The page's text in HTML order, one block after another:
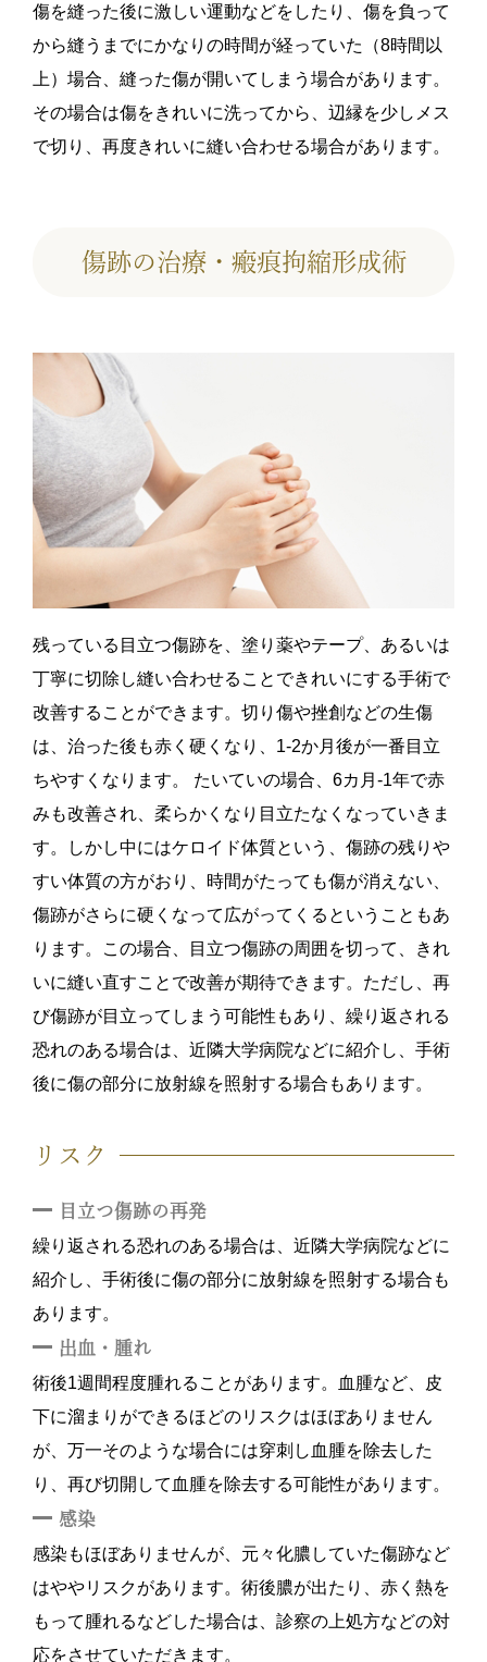
傷を縫った後に激しい運動などをしたり、傷を負って
から縫うまでにかなりの時間が経っていた（8時間以
上）場合、縫った傷が開いてしまう場合があります。
その場合は傷をきれいに洗ってから、辺縁を少しメス
で切り、再度きれいに縫い合わせる場合があります。
傷跡の治療・瘢痕拘縮形成術
残っている目立つ傷跡を、塗り薬やテープ、あるいは
丁寧に切除し縫い合わせることできれいにする手術で
改善することができます。切り傷や挫創などの生傷
は、治った後も赤く硬くなり、1-2か月後が一番目立
ちやすくなります。 たいていの場合、6カ月-1年で赤
みも改善され、柔らかくなり目立たなくなっていきま
す。しかし中にはケロイド体質という、傷跡の残りや
すい体質の方がおり、時間がたっても傷が消えない、
傷跡がさらに硬くなって広がってくるということもあ
ります。この場合、目立つ傷跡の周囲を切って、きれ
いに縫い直すことで改善が期待できます。ただし、再
び傷跡が目立ってしまう可能性もあり、繰り返される
恐れのある場合は、近隣大学病院などに紹介し、手術
後に傷の部分に放射線を照射する場合もあります。
リスク
目立つ傷跡の再発
繰り返される恐れのある場合は、近隣大学病院などに
紹介し、手術後に傷の部分に放射線を照射する場合も
あります。
出血・腫れ
術後1週間程度腫れることがあります。血腫など、皮
下に溜まりができるほどのリスクはほぼありません
が、万一そのような場合には穿刺し血腫を除去した
り、再び切開して血腫を除去する可能性があります。
感染
感染もほぼありませんが、元々化膿していた傷跡など
はややリスクがあります。術後膿が出たり、赤く熱を
もって腫れるなどした場合は、診察の上処方などの対
応をさせていただきます。